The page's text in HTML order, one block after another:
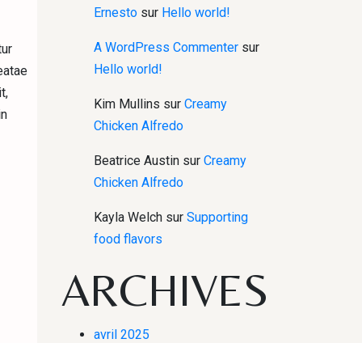
Ernesto sur Hello world!
A WordPress Commenter sur
Hello world!
Kim Mullins sur Creamy
Chicken Alfredo
Beatrice Austin sur Creamy
Chicken Alfredo
Kayla Welch sur Supporting
food flavors
ARCHIVES
avril 2025